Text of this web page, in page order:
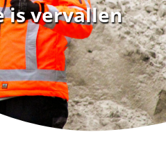
is vervallen